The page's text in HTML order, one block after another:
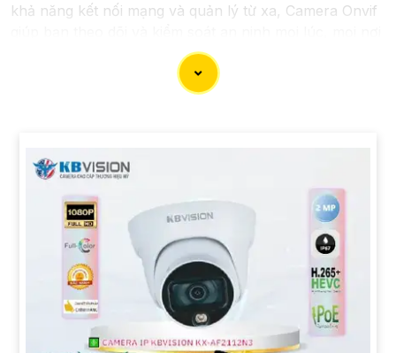
khả năng kết nối mạng và quản lý từ xa, Camera Onvif
một cách đơn giản. Sau đây là một số dòng camera
quan sát chất lượng dành cho bạn tham khảo.